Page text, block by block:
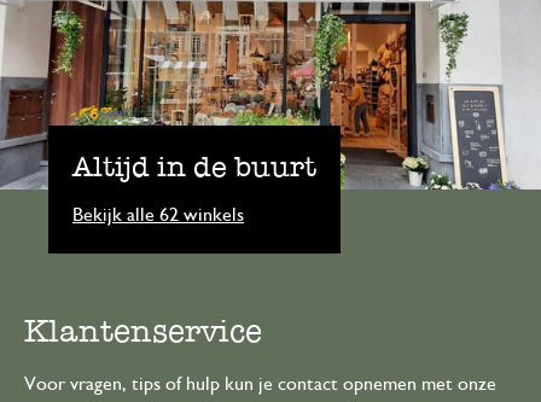
Altijd in de buurt
Bekijk alle 62 winkels
Klantenservice
Voor vragen, tips of hulp kun je contact opnemen met onze